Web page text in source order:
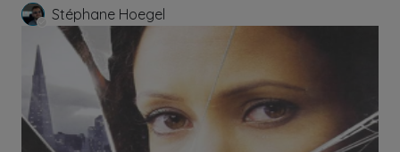
Stéphane Hoegel